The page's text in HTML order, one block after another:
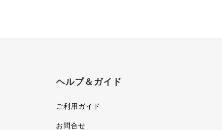
ヘルプ＆ガイド
ご利用ガイド
お問合せ